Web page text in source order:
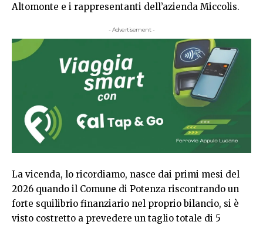
Altomonte e i rappresentanti dell’azienda Miccolis.
- Advertisement -
La vicenda, lo ricordiamo, nasce dai primi mesi del
2026 quando il Comune di Potenza riscontrando un
forte squilibrio finanziario nel proprio bilancio, si è
visto costretto a prevedere un taglio totale di 5